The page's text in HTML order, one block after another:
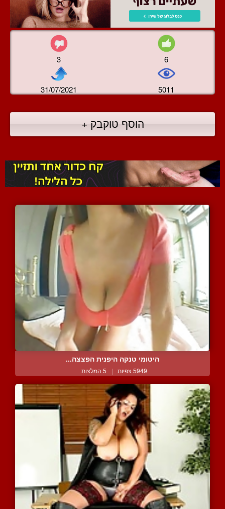
3 6
31/07/2021 5011
הוסף טוקבק +
היטומי טנקה היפנית הפצצה...
5949 צפיות | 5 המלצות